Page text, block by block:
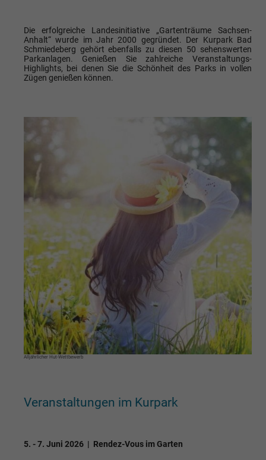
Die erfolgreiche Landesinitiative „Gartenträume Sachsen-
Anhalt“ wurde im Jahr 2000 gegründet. Der Kurpark Bad
Schmiedeberg gehört ebenfalls zu diesen 50 sehenswerten
Parkanlagen. Genießen Sie zahlreiche Veranstaltungs-
Highlights, bei denen Sie die Schönheit des Parks in vollen
Zügen genießen können.
Alljährlicher Hut-Wettbewerb
Veranstaltungen im Kurpark
5. - 7. Juni 2026 | Rendez-Vous im Garten